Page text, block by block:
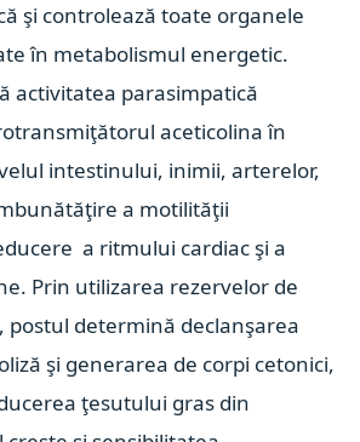
şi controlează toate organele
în metabolismul energetic.
activitatea parasimpatică
aceticolina în
intestinului, inimii, arterelor,
a motilităţii
a ritmului cardiac şi a
Prin utilizarea rezervelor de
postul determină declanşarea
şi generarea de corpi cetonici,
ţesutului gras din